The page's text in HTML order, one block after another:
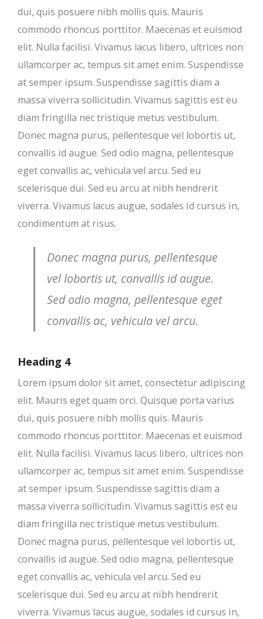
dui, quis posuere nibh mollis quis. Mauris
commodo rhoncus porttitor. Maecenas et euismod
elit. Nulla facilisi. Vivamus lacus libero, ultrices non
ullamcorper ac, tempus sit amet enim. Suspendisse
at semper ipsum. Suspendisse sagittis diam a
massa viverra sollicitudin. Vivamus sagittis est eu
diam fringilla nec tristique metus vestibulum.
Donec magna purus, pellentesque vel lobortis ut,
convallis id augue. Sed odio magna, pellentesque
eget convallis ac, vehicula vel arcu. Sed eu
scelerisque dui. Sed eu arcu at nibh hendrerit
viverra. Vivamus lacus augue, sodales id cursus in,
condimentum at risus.
Donec magna purus, pellentesque
vel lobortis ut, convallis id augue.
Sed odio magna, pellentesque eget
convallis ac, vehicula vel arcu.
Heading 4
Lorem ipsum dolor sit amet, consectetur adipiscing
elit. Mauris eget quam orci. Quisque porta varius
dui, quis posuere nibh mollis quis. Mauris
commodo rhoncus porttitor. Maecenas et euismod
elit. Nulla facilisi. Vivamus lacus libero, ultrices non
ullamcorper ac, tempus sit amet enim. Suspendisse
at semper ipsum. Suspendisse sagittis diam a
massa viverra sollicitudin. Vivamus sagittis est eu
diam fringilla nec tristique metus vestibulum.
Donec magna purus, pellentesque vel lobortis ut,
convallis id augue. Sed odio magna, pellentesque
eget convallis ac, vehicula vel arcu. Sed eu
scelerisque dui. Sed eu arcu at nibh hendrerit
viverra. Vivamus lacus augue, sodales id cursus in,